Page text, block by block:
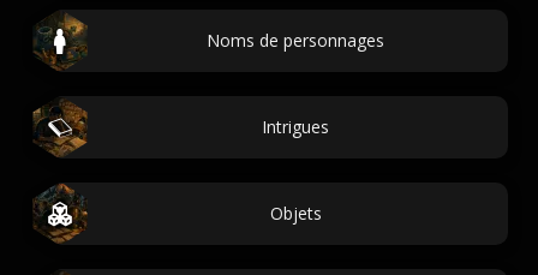
Noms de personnages
Intrigues
Objets